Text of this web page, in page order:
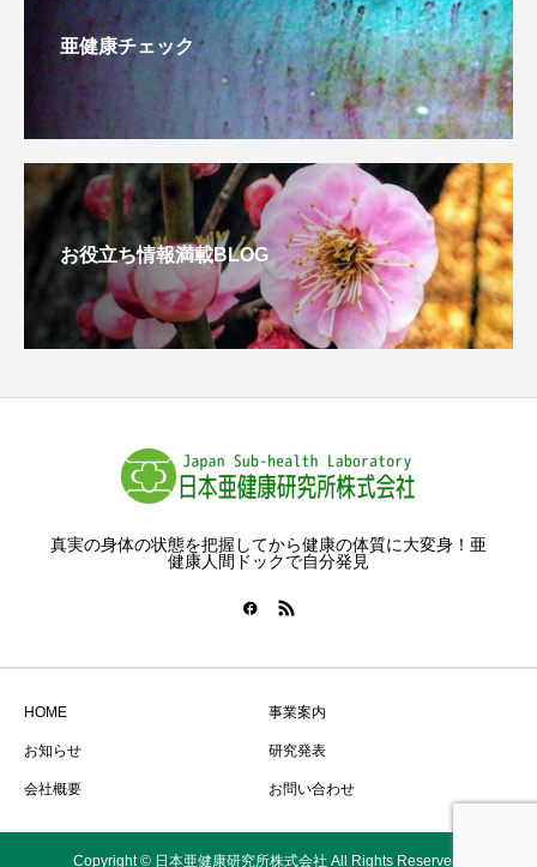
亜健康チェック
お役立ち情報満載BLOG
真実の身体の状態を把握してから健康の体質に大変身！亜
健康人間ドックで自分発見
HOME 事業案内
お知らせ 研究発表
会社概要 お問い合わせ
Copyright © 日本亜健康研究所株式会社 All Rights Reserved.